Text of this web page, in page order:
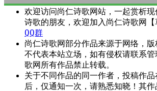
欢迎访问尚仁诗歌网站，一起赏析
诗歌的朋友，欢迎加入尚仁诗歌网【
QQ群
尚仁诗歌网部分作品来源于网络，版
不代表本站立场，如有侵权请联系
歌网所有作品禁止转载。
关于不同作品的同一作者，投稿作
后，仅通知一次，请熟悉知晓！其